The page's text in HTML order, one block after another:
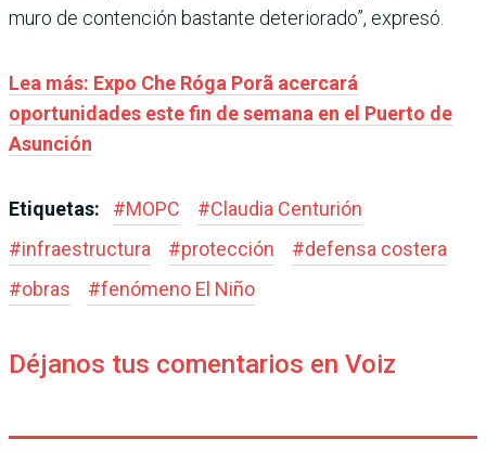
muro de contención bastante deteriorado”, expresó.
Lea más: Expo Che Róga Porã acercará
oportunidades este fin de semana en el Puerto de
Asunción
Etiquetas: #MOPC #Claudia Centurión
#infraestructura #protección #defensa costera
#obras #fenómeno El Niño
Déjanos tus comentarios en Voiz